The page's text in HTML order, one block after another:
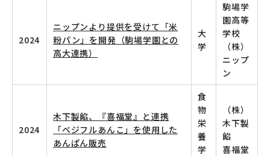
2024
ニップンより提供を受けて「米
粉パン」を開発（駒場学園との
高大連携）
大
学
駒場学
園高等
学校
（株）
ニップ
ン
2024
木下製餡、『喜福堂』と連携
「ベジフルあんこ」を使用した
あんぱん販売
食
物
栄
養
学
（株）
木下製
餡
喜福堂